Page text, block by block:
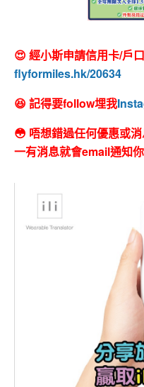
😍 經小斯申請信用卡/戶
flyformiles.hk/20634
😆 記得要follow埋我
😳 唔想錯過任何優惠或
一有消息就會email通知你